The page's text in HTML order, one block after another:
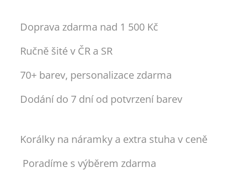
🚚 Doprava zdarma nad 1 500 Kč
✂️ Ručně šité v ČR a SR
🎨 70+ barev, personalizace zdarma
📦 Dodání do 7 dní od potvrzení barev
🎀 Korálky na náramky a extra stuha v ceně
💬 Poradíme s výběrem zdarma